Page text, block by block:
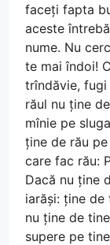
faceți fapta
aceste
nume. Nu
te mai îndoi!
trîndăvie, fugi
răul nu ține
mînie pe
ține de rău
care fac rău:
Dacă nu ține
iarăși: ține de
nu ține de
supere pe